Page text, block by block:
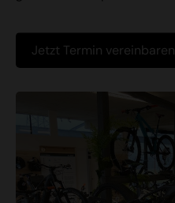
Jetzt Termin vereinbaren